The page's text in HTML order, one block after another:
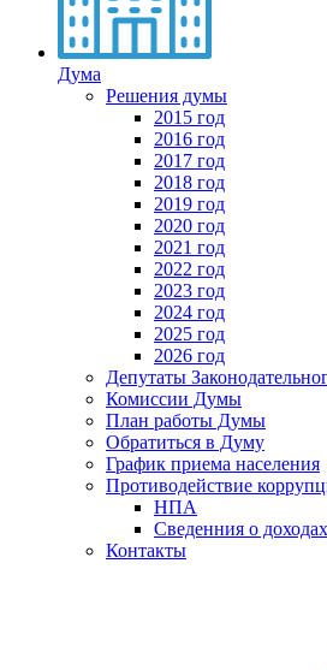
Дума
Решения думы
2015 год
2016 год
2017 год
2018 год
2019 год
2020 год
2021 год
2022 год
2023 год
2024 год
2025 год
2026 год
Депутаты
Комиссии Думы
План работы Думы
Обратиться в Думу
График приема населения
Противодействие
НПА
Сведенния о доходах
Контакты